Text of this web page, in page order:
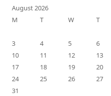
August 2026
M
T W T
3
4 5 6
10
11 12 13
17
18 19 20
24
25 26 27
31